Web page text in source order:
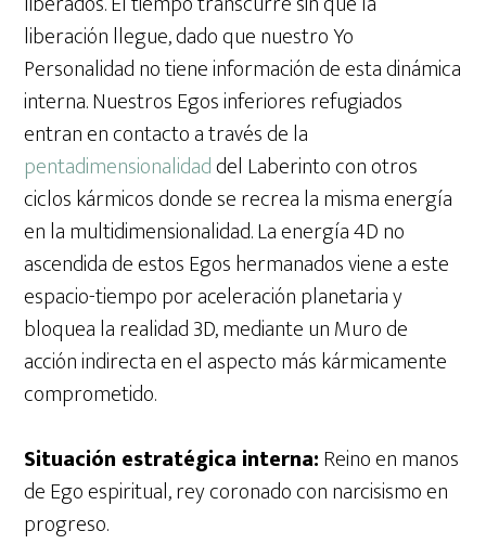
liberación llegue, dado que nuestro Yo
Personalidad no tiene información de esta dinámica
interna. Nuestros Egos inferiores refugiados
entran en contacto a través de la
pentadimensionalidaddel Laberinto con otros
ciclos kármicos donde se recrea la misma energía
en la multidimensionalidad. La energía 4D no
ascendida de estos Egos hermanados viene a este
espacio-tiempo por aceleración planetaria y
bloquea la realidad 3D, mediante un Muro de
acción indirecta en el aspecto más kármicamente
comprometido.
Situación estratégica interna:Reino en manos
de Ego espiritual, rey coronado con narcisismo en
progreso.